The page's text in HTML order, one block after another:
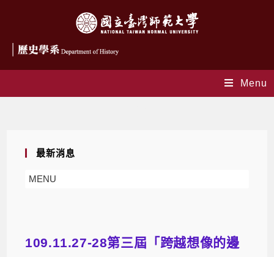
Menu
最新消息
MENU
109.11.27-28第三屆「跨越想像的邊